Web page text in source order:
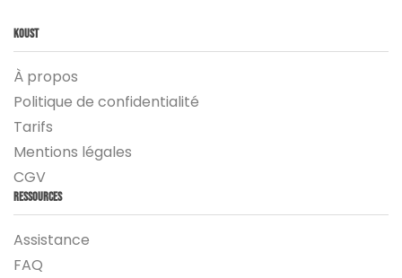
Koust
À propos
Politique de confidentialité
Tarifs
Mentions légales
CGV
Ressources
Assistance
FAQ